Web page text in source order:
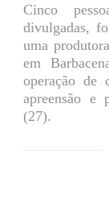
Cinco
divulgadas,
uma
em
operação de
apreensão e
(27).